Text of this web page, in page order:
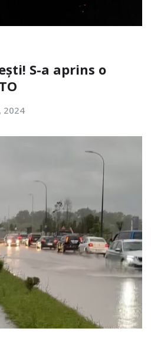
S-a aprins o
2024